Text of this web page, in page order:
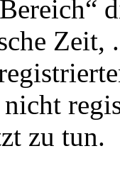
Zeit,
zu tun.